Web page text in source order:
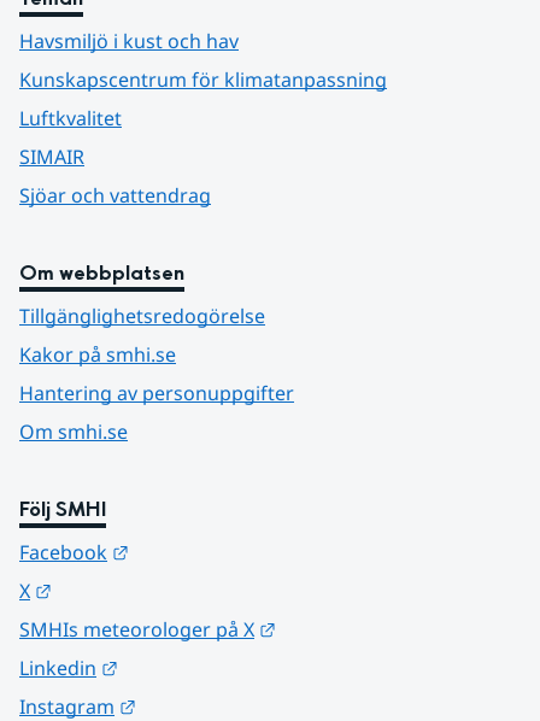
Havsmiljö i kust och hav
Kunskapscentrum för klimatanpassning
Luftkvalitet
SIMAIR
Sjöar och vattendrag
Om webbplatsen
Tillgänglighetsredogörelse
Kakor på smhi.se
Hantering av personuppgifter
Om smhi.se
Följ SMHI
Facebook
X
SMHIs meteorologer på X
Linkedin
Instagram